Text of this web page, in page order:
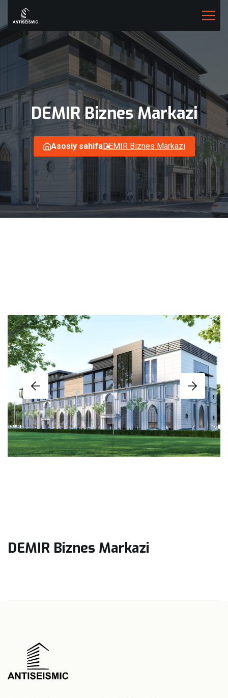
DEMIRBiznes Markazi
Asosiy sahifaDEMIR Biznes Markazi
DEMIR Biznes Markazi